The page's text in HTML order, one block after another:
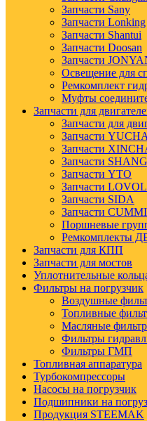
Запчасти Sany
Запчасти Lonking
Запчасти Shantui
Запчасти Doosan
Запчасти
Освещение для
Ремкомплект
Муфты
Запчасти для
Запчасти для
Запчасти
Запчасти
Запчасти
Запчасти YTO
Запчасти
Запчасти SIDA
Запчасти
Поршневые
Ремкомплекты
Запчасти для КПП
Запчасти для мостов
Уплотнительные
Фильтры на погрузчик
Воздушные
Топливные
Масляные
Фильтры
Фильтры ГМП
Топливная аппаратура
Турбокомпрессоры
Насосы на погрузчик
Подшипники на
Продукция STEEMAK